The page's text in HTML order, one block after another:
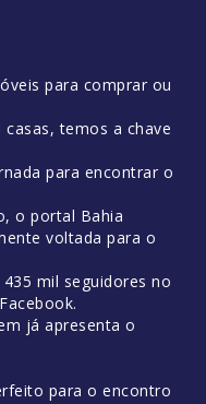
para comprar ou
temos a chave
para encontrar o
o portal Bahia
voltada para o
mil seguidores no
já apresenta o
para o encontro